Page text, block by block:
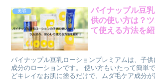
て最大10日となっているので、実際に手元に届く
かる場合もあります。 ミチネイルの発送方法には、ネコポスと佐川
急便の2種類があります。 ネコポスはポスト投函なので、追跡番号が
なく、配達日時の指定もできません。
美容
パイナップル豆
供の使い方は？
て使える方法を紹
パイナップル豆乳ローションプレミアムは、子
成分のローションです。 使い方もいたって簡単
どキレイなお肌に塗るだけで、ムダ毛ケア成分が